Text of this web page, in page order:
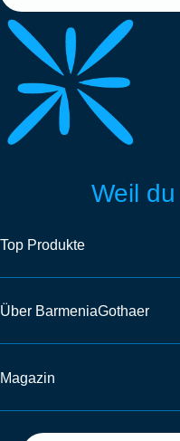
Weil
Top Produkte
Über BarmeniaGothaer
Magazin